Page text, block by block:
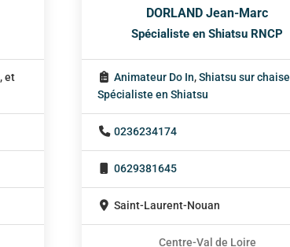
, et
DORLAND Jean-Marc
Spécialiste en Shiatsu RNCP
Animateur Do In,Shiatsu sur chaise
Spécialiste en Shiatsu
0236234174
0629381645
Saint-Laurent-Nouan
Centre-Val de Loire